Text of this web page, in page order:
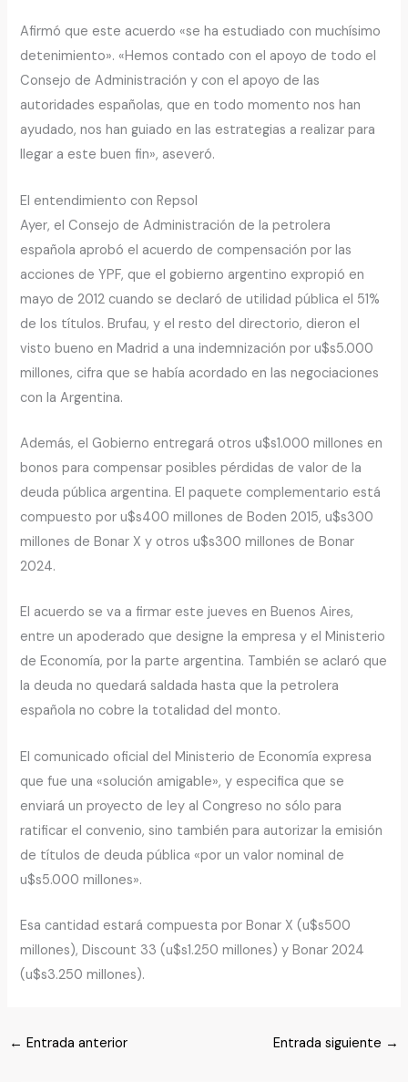
Afirmó que este acuerdo «se ha estudiado con muchísimo
detenimiento». «Hemos contado con el apoyo de todo el
Consejo de Administración y con el apoyo de las
autoridades españolas, que en todo momento nos han
ayudado, nos han guiado en las estrategias a realizar para
llegar a este buen fin», aseveró.
El entendimiento con Repsol
Ayer, el Consejo de Administración de la petrolera
española aprobó el acuerdo de compensación por las
acciones de YPF, que el gobierno argentino expropió en
mayo de 2012 cuando se declaró de utilidad pública el 51%
de los títulos. Brufau, y el resto del directorio, dieron el
visto bueno en Madrid a una indemnización por u$s5.000
millones, cifra que se había acordado en las negociaciones
con la Argentina.
Además, el Gobierno entregará otros u$s1.000 millones en
bonos para compensar posibles pérdidas de valor de la
deuda pública argentina. El paquete complementario está
compuesto por u$s400 millones de Boden 2015, u$s300
millones de Bonar X y otros u$s300 millones de Bonar
2024.
El acuerdo se va a firmar este jueves en Buenos Aires,
entre un apoderado que designe la empresa y el Ministerio
de Economía, por la parte argentina. También se aclaró que
la deuda no quedará saldada hasta que la petrolera
española no cobre la totalidad del monto.
El comunicado oficial del Ministerio de Economía expresa
que fue una «solución amigable», y especifica que se
enviará un proyecto de ley al Congreso no sólo para
ratificar el convenio, sino también para autorizar la emisión
de títulos de deuda pública «por un valor nominal de
u$s5.000 millones».
Esa cantidad estará compuesta por Bonar X (u$s500
millones), Discount 33 (u$s1.250 millones) y Bonar 2024
(u$s3.250 millones).
← Entrada anterior Entrada siguiente →